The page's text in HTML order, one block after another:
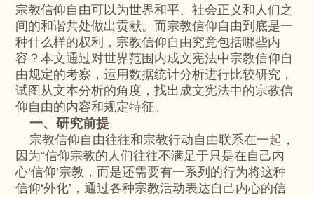
宗教信仰自由可以为世界和平、社会正义和人们之
间的和谐共处做出贡献。而宗教信仰自由到底是一
种什么样的权利，宗教信仰自由究竟包括哪些内
容？本文通过对世界范围内成文宪法中宗教信仰自
由规定的考察，运用数据统计分析进行比较研究，
试图从文本分析的角度，找出成文宪法中的宗教信
仰自由的内容和规定特征。
一、研究前提
宗教信仰自由往往和宗教行动自由联系在一起，
因为“信仰宗教的人们往往不满足于只是在自己内
心‘信仰’宗教，而是还需要有一系列的行为将这种
信仰‘外化’，通过各种宗教活动表达自己内心的信